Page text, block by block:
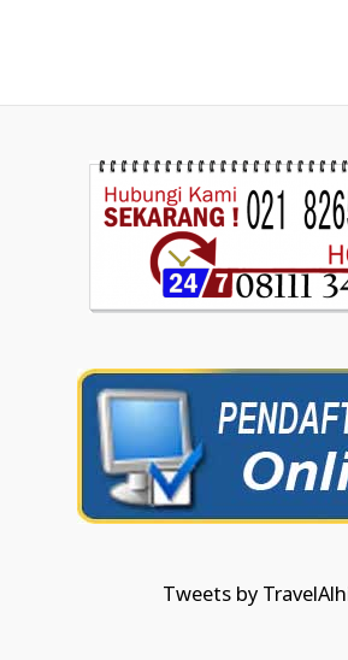
Tweets by